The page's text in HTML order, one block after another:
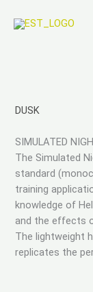
Inhalt
DUSK
SIMULATED
The Simulated
standard
training
knowledge of
and the effects
The lightweight
replicates the